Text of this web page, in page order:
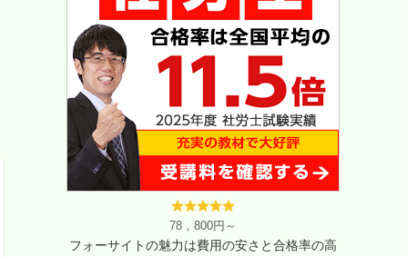
78，800円～
フォーサイトの魅力は費用の安さと合格率の高